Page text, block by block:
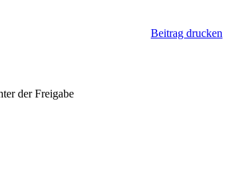
Beitrag drucken
der Freigabe